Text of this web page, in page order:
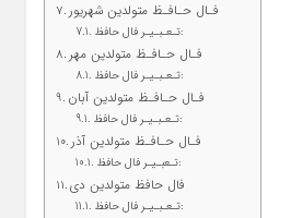
فـال حـافـظ متولدین شهریور
تـعـبـیـر فال حافظ:
فـال حـافـظ متولدین مهر
تـعـبـیـر فال حافظ:
فـال حـافـظ متولدین آبان
تـعـبـیـر فال حافظ:
فـال حـافـظ متولدین آذر
تـعبـیـر فال حافظ:
فال حافظ متولدین دی
تـعـبـیـر فال حافظ: